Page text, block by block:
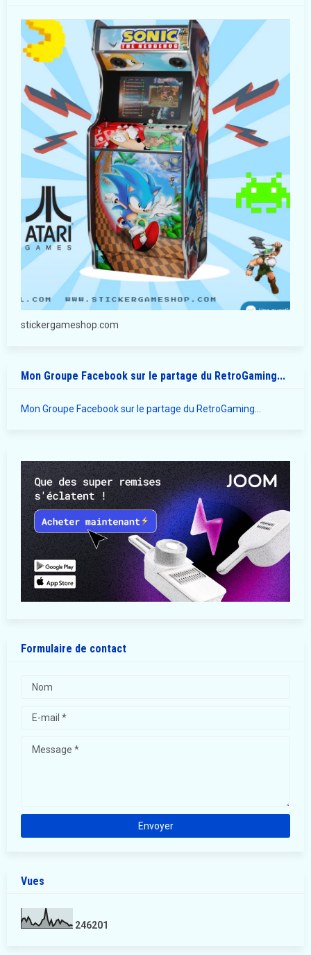
stickergameshop.com
Mon Groupe Facebook sur le partage du RetroGaming...
Mon Groupe Facebook sur le partage du RetroGaming...
Formulaire de contact
Vues
246201